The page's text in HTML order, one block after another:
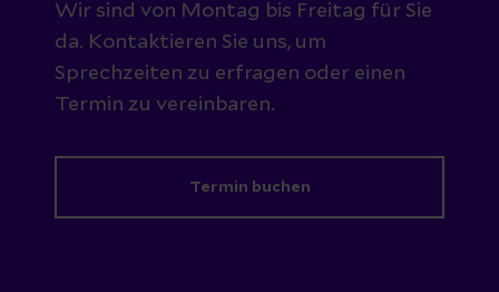
Wir sind von Montag bis Freitag für Sie
da. Kontaktieren Sie uns, um
Sprechzeiten zu erfragen oder einen
Termin zu vereinbaren.
Termin buchen